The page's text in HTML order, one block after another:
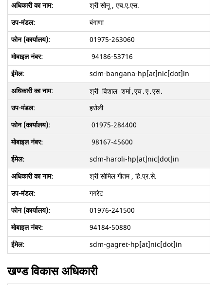
श्री सोनू , एच.ए.एस.
बंगाणा
01975-263060
94186-53716
sdm-bangana-hp[at]nic[dot]in
श्री विशाल शर्मा,एच.ए.एस.
हरोली
01975-284400
98167-45600
sdm-haroli-hp[at]nic[dot]in
श्री सोमिल गौतम , हि.प्र.से.
गगरेट
01976-241500
94184-50880
sdm-gagret-hp[at]nic[dot]in
खण्ड विकास अधिकारी